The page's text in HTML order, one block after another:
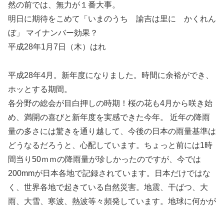
然の前では、無力が１番大事。
明日に期待をこめて「いまのうち 諭吉は里に かくれん
ぼ」 マイナンバー効果？
平成28年1月7日（木）はれ
平成28年4月。新年度になりました。時間に余裕ができ、
ホッとする期間。
各分野の総会が目白押しの時期！桜の花も4月から咲き始
め、満開の喜びと新年度を実感できた今年。 近年の降雨
量の多さには驚きを通り越して、今後の日本の雨量基準は
どうなるだろうと、心配しています。ちょっと前には1時
間当り50ｍｍの降雨量が珍しかったのですが、今では
200mmが日本各地で記録されています。日本だけではな
く、世界各地で起きている自然災害。地震、干ばつ、大
雨、大雪、寒波、熱波等々頻発しています。地球に何かが